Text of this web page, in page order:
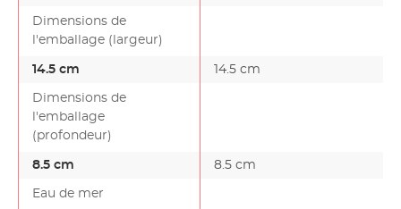
Dimensions de
l'emballage (largeur)
14.5 cm 14.5 cm
Dimensions de
l'emballage
(profondeur)
8.5 cm 8.5 cm
Eau de mer